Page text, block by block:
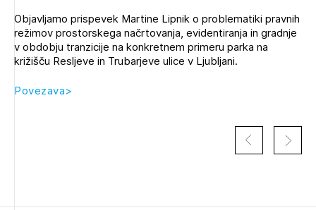
Objavljamo prispevek Martine Lipnik o problematiki pravnih
režimov prostorskega načrtovanja, evidentiranja in gradnje
v obdobju tranzicije na konkretnem primeru parka na
križišču Resljeve in Trubarjeve ulice v Ljubljani.
Povezava>
Mesečni novičnik
Novičnik izobraževanj
Novičnik natečajev